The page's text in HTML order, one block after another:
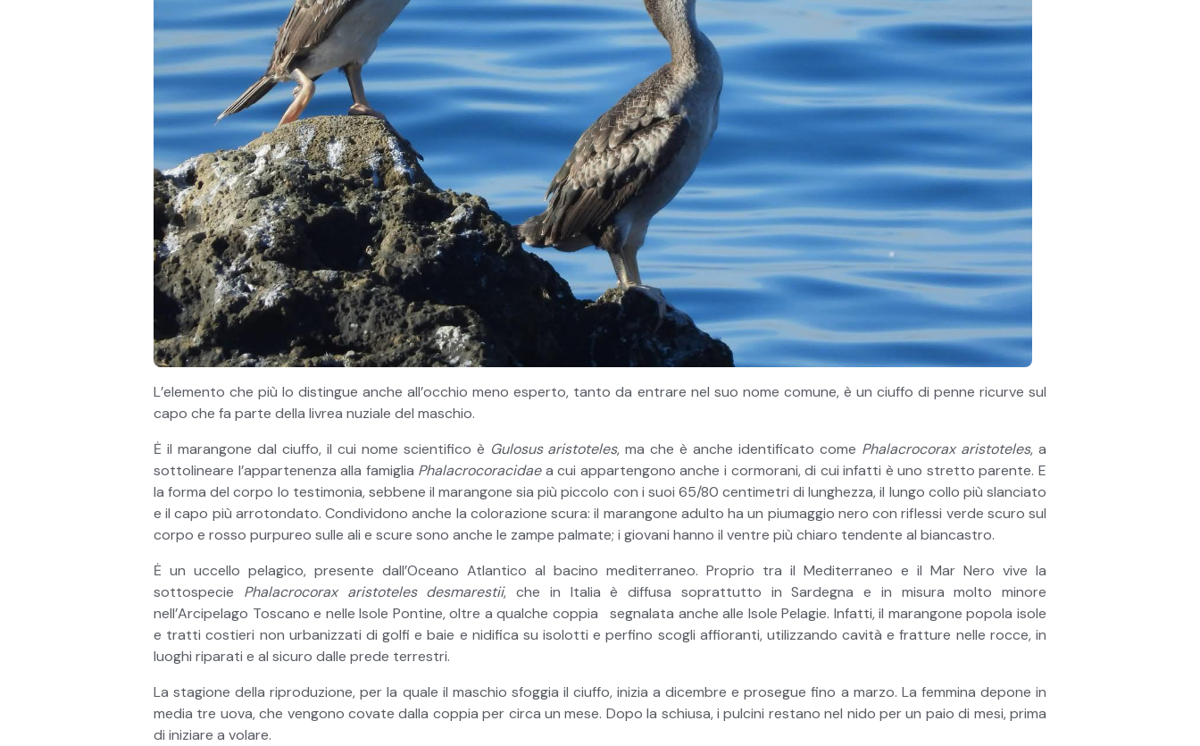
L’elemento che più lo distingue anche all’occhio meno esperto, tanto da entrare nel suo nome comune, è un ciuffo di penne ricurve sul
capo che fa parte della livrea nuziale del maschio.
Ė il marangone dal ciuffo, il cui nome scientifico è Gulosus aristoteles, ma che è anche identificato come Phalacrocorax aristoteles, a
sottolineare l’appartenenza alla famiglia Phalacrocoracidaea cui appartengono anche i cormorani, di cui infatti è uno stretto parente. E
la forma del corpo lo testimonia, sebbene il marangone sia più piccolo con i suoi 65/80 centimetri di lunghezza, il lungo collo più slanciato
e il capo più arrotondato. Condividono anche la colorazione scura: il marangone adulto ha un piumaggio nero con riflessi verde scuro sul
corpo e rosso purpureo sulle ali e scure sono anche le zampe palmate; i giovani hanno il ventre più chiaro tendente al biancastro.
Ė un uccello pelagico, presente dall’Oceano Atlantico al bacino mediterraneo. Proprio tra il Mediterraneo e il Mar Nero vive la
sottospecie Phalacrocorax aristoteles desmarestii, che in Italia è diffusa soprattutto in Sardegna e in misura molto minore
nell’Arcipelago Toscano e nelle Isole Pontine, oltre a qualche coppia segnalata anche alle Isole Pelagie. Infatti, il marangone popola isole
e tratti costieri non urbanizzati di golfi e baie e nidifica su isolotti e perfino scogli affioranti, utilizzando cavità e fratture nelle rocce, in
luoghi riparati e al sicuro dalle prede terrestri.
La stagione della riproduzione, per la quale il maschio sfoggia il ciuffo, inizia a dicembre e prosegue fino a marzo. La femmina depone in
media tre uova, che vengono covate dalla coppia per circa un mese. Dopo la schiusa, i pulcini restano nel nido per un paio di mesi, prima
di iniziare a volare.